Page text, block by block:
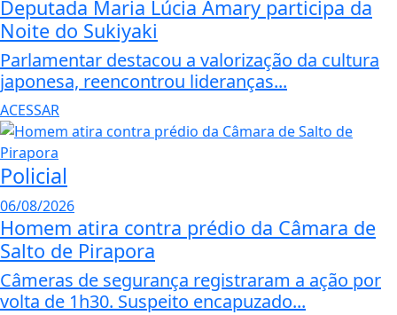
Deputada Maria Lúcia Amary participa da
Noite do Sukiyaki
Parlamentar destacou a valorização da cultura
japonesa, reencontrou lideranças...
ACESSAR
Policial
06/08/2026
Homem atira contra prédio da Câmara de
Salto de Pirapora
Câmeras de segurança registraram a ação por
volta de 1h30. Suspeito encapuzado...